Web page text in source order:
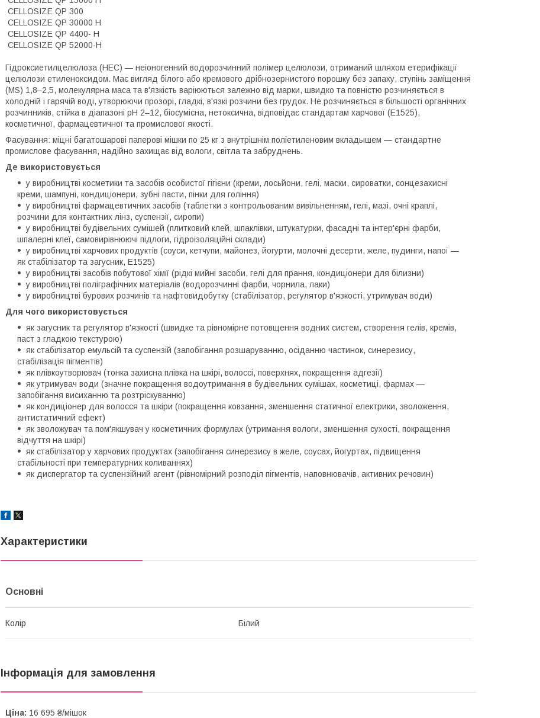
CELLOSIZE QP 300
CELLOSIZE QP 30000 H
CELLOSIZE QP 4400- H
CELLOSIZE QP 52000-H
Гідроксиетилцелюлоза (HEC) — неіоногенний водорозчинний полімер целюлози, отриманий шляхом етерифікації
целюлози етиленоксидом. Має вигляд білого або кремового дрібнозернистого порошку без запаху, ступінь заміщення
(MS) 1,8–2,5, молекулярна маса та в'язкість варіюються залежно від марки, швидко та повністю розчиняється в
холодній і гарячій воді, утворюючи прозорі, гладкі, в'язкі розчини без грудок. Не розчиняється в більшості органічних
розчинників, стійка в діапазоні pH 2–12, біосумісна, нетоксична, відповідає стандартам харчової (E1525),
косметичної, фармацевтичної та промислової якості.
Фасування: міцні багатошарові паперові мішки по 25 кг з внутрішнім поліетиленовим вкладышем — стандартне
промислове фасування, надійно захищає від вологи, світла та забруднень.
Де використовується
у виробництві косметики та засобів особистої гігієни (креми, лосьйони, гелі, маски, сироватки, сонцезахисні
креми, шампуні, кондиціонери, зубні пасти, пінки для гоління)
у виробництві фармацевтичних засобів (таблетки з контрольованим вивільненням, гелі, мазі, очні краплі,
розчини для контактних лінз, суспензії, сиропи)
у виробництві будівельних сумішей (плитковий клей, шпаклівки, штукатурки, фасадні та інтер'єрні фарби,
шпалерні клеї, самовирівнюючі підлоги, гідроізоляційні склади)
у виробництві харчових продуктів (соуси, кетчупи, майонез, йогурти, молочні десерти, желе, пудинги, напої —
як стабілізатор та загусник, E1525)
у виробництві засобів побутової хімії (рідкі мийні засоби, гелі для прання, кондиціонери для білизни)
у виробництві поліграфічних матеріалів (водорозчинні фарби, чорнила, лаки)
у виробництві бурових розчинів та нафтовидобутку (стабілізатор, регулятор в'язкості, утримувач води)
Для чого використовується
як загусник та регулятор в'язкості (швидке та рівномірне потовщення водних систем, створення гелів, кремів,
паст з гладкою текстурою)
як стабілізатор емульсій та суспензій (запобігання розшаруванню, осіданню частинок, синерезису,
стабілізація пігментів)
як плівкоутворювач (тонка захисна плівка на шкірі, волоссі, поверхнях, покращення адгезії)
як утримувач води (значне покращення водоутримання в будівельних сумішах, косметиці, фармах —
запобігання висиханню та розтріскуванню)
як кондиціонер для волосся та шкіри (покращення ковзання, зменшення статичної електрики, зволоження,
антистатичний ефект)
як зволожувач та пом'якшувач у косметичних формулах (утримання вологи, зменшення сухості, покращення
відчуття на шкірі)
як стабілізатор у харчових продуктах (запобігання синерезису в желе, соусах, йогуртах, підвищення
стабільності при температурних коливаннях)
як диспергатор та суспензійний агент (рівномірний розподіл пігментів, наповнювачів, активних речовин)
Характеристики
Основні
Колір Білий
Інформація для замовлення
Ціна: 16 695 ₴/мішок